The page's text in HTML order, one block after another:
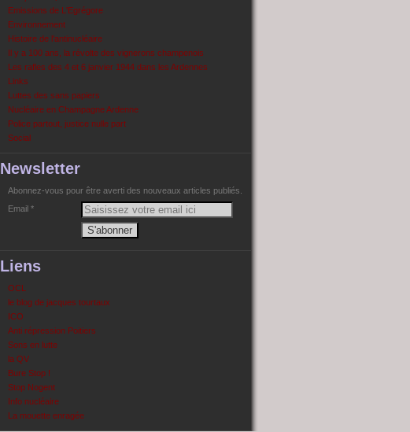
Emissions de L'Egrégore
Environnement
Histoire de l'antinucléaire
Il y a 100 ans, la révolte des vignerons champenois
Les rafles des 4 et 6 janvier 1944 dans les Ardennes
Links
Luttes des sans papiers
Nucléaire en Champagne Ardenne
Police partout, justice nulle part
Social
Newsletter
Abonnez-vous pour être averti des nouveaux articles publiés.
Email
Liens
OCL
le blog de jacques tourtaux
ICO
Anti répression Poitiers
Sons en lutte
la QV
Bure Stop !
Stop Nogent
Info nucléaire
La mouette enragée